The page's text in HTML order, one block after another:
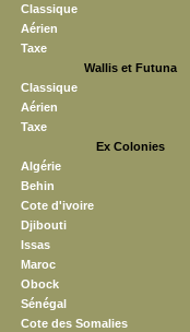
Classique
Aérien
Taxe
Wallis et Futuna
Classique
Aérien
Taxe
Ex Colonies
Algérie
Behin
Cote d'ivoire
Djibouti
Issas
Maroc
Obock
Sénégal
Cote des Somalies